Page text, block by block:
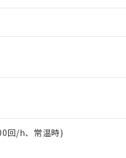
回/h、常温時)
対応では、対応完了までの
ました。
ことから、特段のことがな